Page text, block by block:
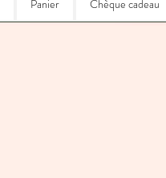
Panier Chèque cadeau